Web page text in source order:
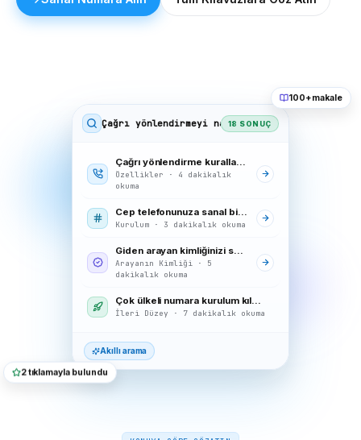
Çağrı yönlendirmeyi nasıl ayarlayabilirim
18 SONUÇ
Çağrı yönlendirme kurallarını yapılandırma
Özellikler · 4 dakikalık
okuma
Cep telefonunuza sanal bir numara iletin
Kurulum · 3 dakikalık okuma
Giden arayan kimliğinizi seçme
Arayanın Kimliği · 5
dakikalık okuma
Çok ülkeli numara kurulum kılavuzu
İleri Düzey · 7 dakikalık okuma
Akıllı arama
100+ makale
2 tıklamayla bulundu